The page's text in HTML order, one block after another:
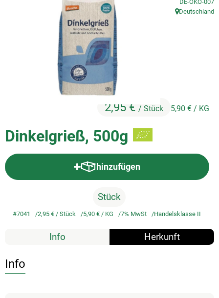
Unsere regionalen Erzeuger
Dinkelgrieß, 500g
2,95 € / Stück 5,90 € / KG
DE-ÖKO-007
, Herkunft:
Deutschland
hinzufügen
Produkt zum Warenkorb
Stück
#7041 2,95 €/ Stück 5,90 €/ KG 7% MwSt Handelsklasse II
Info Herkunft
Info